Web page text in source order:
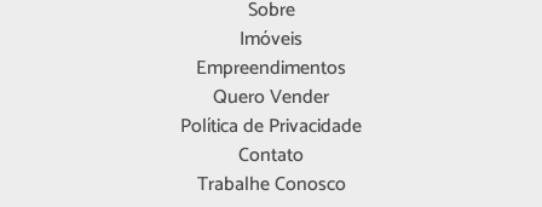
Sobre
Imóveis
Empreendimentos
Quero Vender
Política de Privacidade
Contato
Trabalhe Conosco